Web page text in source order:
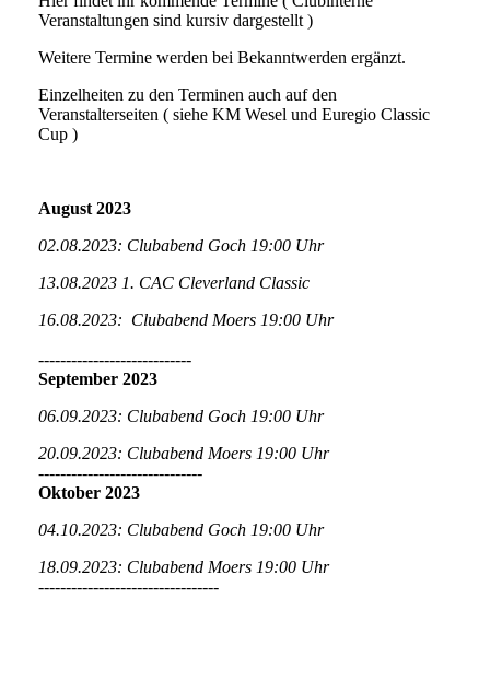
Veranstaltungen sind kursiv dargestellt )
Weitere Termine werden bei Bekanntwerden ergänzt.
Einzelheiten zu den Terminen auch auf den
Veranstalterseiten ( siehe KM Wesel und Euregio Classic
Cup )
August 2023
02.08.2023: Clubabend Goch 19:00 Uhr
13.08.2023 1. CAC Cleverland Classic
16.08.2023: Clubabend Moers 19:00 Uhr
----------------------------
September 2023
06.09.2023: Clubabend Goch 19:00 Uhr
20.09.2023: Clubabend Moers 19:00 Uhr
------------------------------
Oktober 2023
04.10.2023: Clubabend Goch 19:00 Uhr
18.09.2023: Clubabend Moers 19:00 Uhr
---------------------------------